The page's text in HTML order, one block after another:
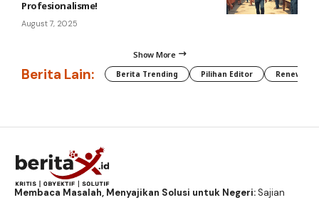
Profesionalisme!
August 7, 2025
Show More
Berita Lain: Berita Trending Pilihan Editor
Membaca Masalah, Menyajikan Solusi untuk Negeri:Sajian